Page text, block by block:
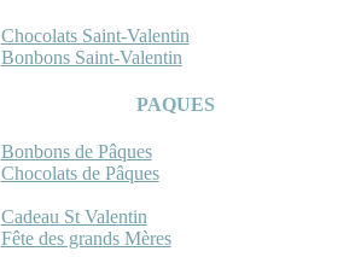
Chocolats Saint-Valentin
Bonbons Saint-Valentin
PAQUES
Bonbons de Pâques
Chocolats de Pâques
Cadeau St Valentin
Fête des grands Mères